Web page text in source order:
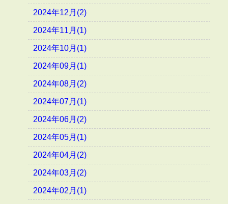
2024年12月(2)
2024年11月(1)
2024年10月(1)
2024年09月(1)
2024年08月(2)
2024年07月(1)
2024年06月(2)
2024年05月(1)
2024年04月(2)
2024年03月(2)
2024年02月(1)